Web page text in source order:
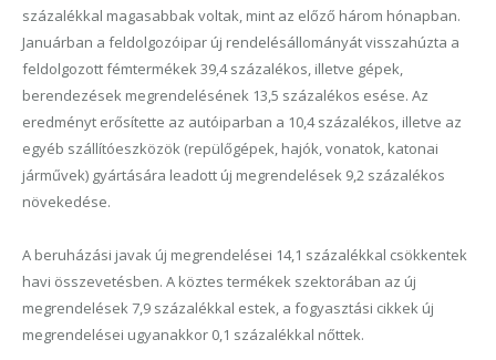
százalékkal magasabbak voltak, mint az előző három hónapban.
Januárban a feldolgozóipar új rendelésállományát visszahúzta a
feldolgozott fémtermékek 39,4 százalékos, illetve gépek,
berendezések megrendelésének 13,5 százalékos esése. Az
eredményt erősítette az autóiparban a 10,4 százalékos, illetve az
egyéb szállítóeszközök (repülőgépek, hajók, vonatok, katonai
járművek) gyártására leadott új megrendelések 9,2 százalékos
növekedése.
A beruházási javak új megrendelései 14,1 százalékkal csökkentek
havi összevetésben. A köztes termékek szektorában az új
megrendelések 7,9 százalékkal estek, a fogyasztási cikkek új
megrendelései ugyanakkor 0,1 százalékkal nőttek.